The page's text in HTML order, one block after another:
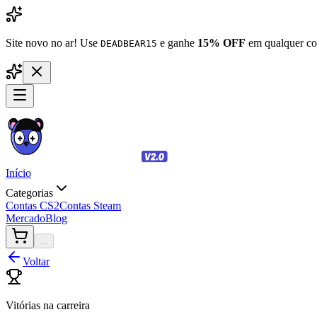
Site novo no ar! Use DEADBEAR15 e ganhe 15% OFF em qualquer
Início
Categorias
Contas CS2Contas Steam
MercadoBlog
...
Voltar
Vitórias na carreira